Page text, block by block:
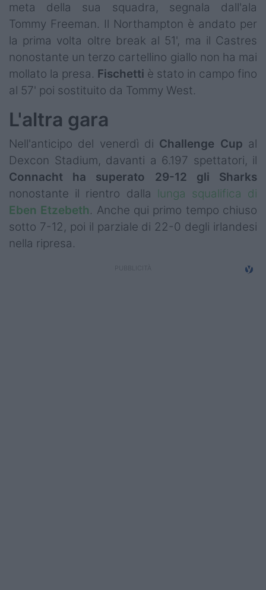
meta della sua squadra, segnala dall'ala
Tommy Freeman. Il Northampton è andato per
la prima volta oltre break al 51', ma il Castres
nonostante un terzo cartellino giallo non ha mai
mollato la presa. Fischetti è stato in campo fino
al 57' poi sostituito da Tommy West.
L'altra gara
Nell'anticipo del venerdì di Challenge Cup al
Dexcon Stadium, davanti a 6.197 spettatori, il
Connacht
ha superato 29-12 gli Sharks
nonostante il rientro dalla
lunga squalifica di
Eben Etzebeth. Anche qui primo tempo chiuso
sotto 7-12, poi il parziale di 22-0 degli irlandesi
nella ripresa.